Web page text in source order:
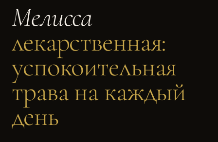
Мелисса
лекарственная:
успокоительная
трава на каждый
день